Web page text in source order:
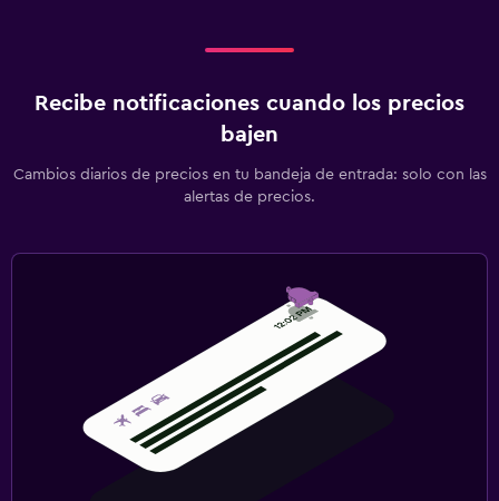
Recibe notificaciones cuando los precios
bajen
Cambios diarios de precios en tu bandeja de entrada: solo con las
alertas de precios.